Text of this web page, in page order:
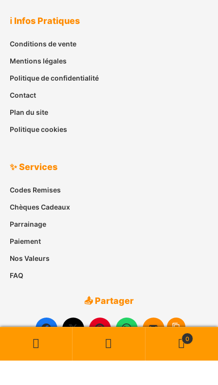
ℹ️ Infos Pratiques
Conditions de vente
Mentions légales
Politique de confidentialité
Contact
Plan du site
Politique cookies
✨ Services
Codes Remises
Chèques Cadeaux
Parrainage
Paiement
Nos Valeurs
FAQ
📤 Partager
Recherche
pour :
Recherche
0